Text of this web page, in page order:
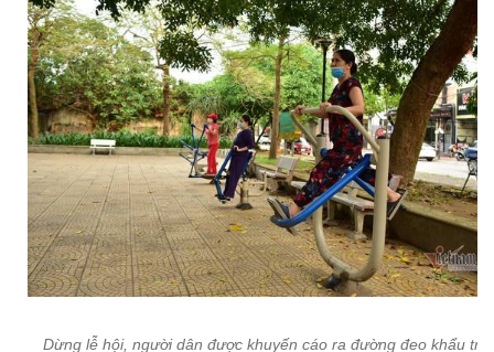
Dừng lễ hội, người dân được khuyến cáo ra đường đeo khẩu